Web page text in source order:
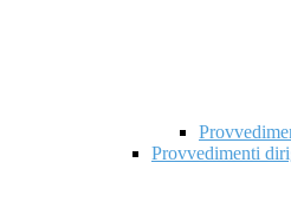
Provvedimenti